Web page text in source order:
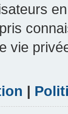
vie
|